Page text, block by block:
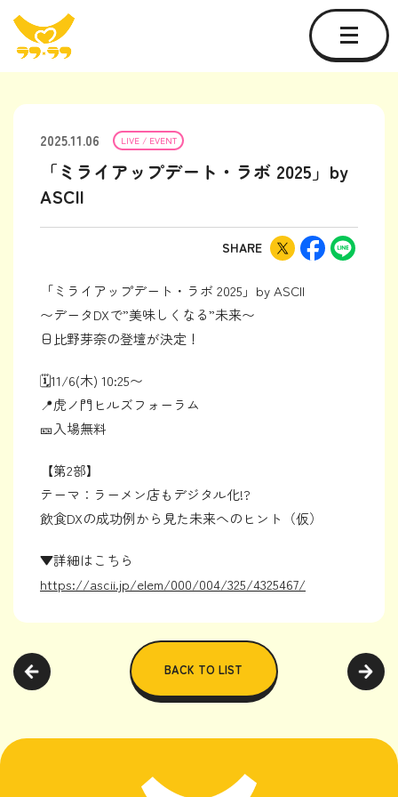
2025.11.06 LIVE / EVENT
「ミライアップデート・ラボ 2025」by
ASCII
SHARE
「ミライアップデート・ラボ 2025」by ASCII
〜データDXで”美味しくなる”未来〜
日比野芽奈の登壇が決定！
🗓️11/6(木) 10:25〜
📍虎ノ門ヒルズフォーラム
🎫入場無料
【第2部】
テーマ：ラーメン店もデジタル化!?
飲食DXの成功例から見た未来へのヒント（仮）
▼詳細はこちら
https://ascii.jp/elem/000/004/325/4325467/
BACK TO LIST